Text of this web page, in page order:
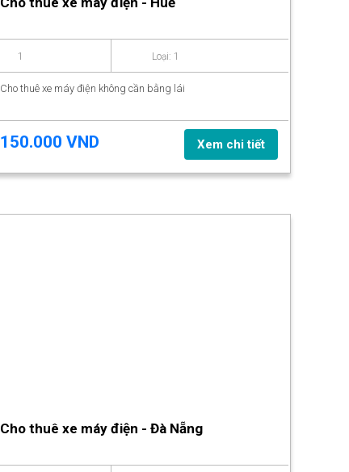
1 Loại: 1
Cho thuê xe máy điện không cần bằng lái
150.000 VND Xem chi tiết
Cho thuê xe máy điện - Đà Nẵng